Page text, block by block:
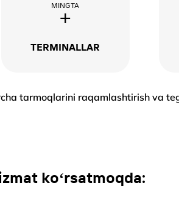
MINGTA
+
TERMINALLAR
tarmoqlarini raqamlashtirish va
kоʻrsatmoqda: